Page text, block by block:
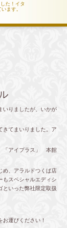
た！イタ
ます。
いりましたが、いかが
きてまいりました。ア
「アイプラス」 本館
め、アラルドつくば店
もスペシャルエディシ
といった弊社限定取扱
運びください！